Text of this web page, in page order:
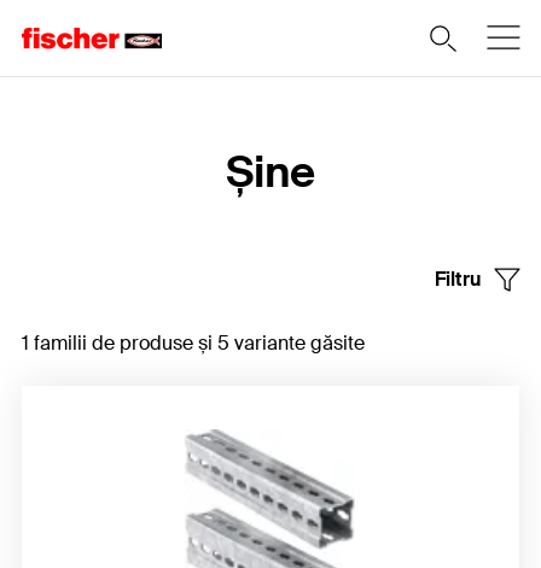
Șine
Filtru
1 familii de produse și 5 variante găsite